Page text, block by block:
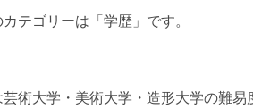
テゴリーは「学歴」です。
術大学・美術大学・造形大学の難